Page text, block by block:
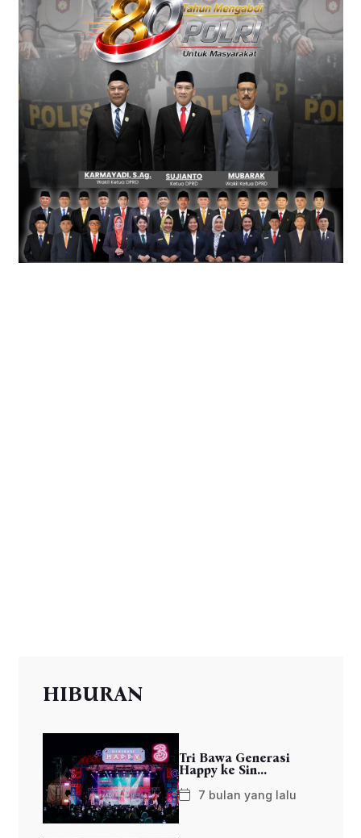
HIBURAN
Tri Bawa Generasi
Happy ke Sin...
7 bulan yang lalu